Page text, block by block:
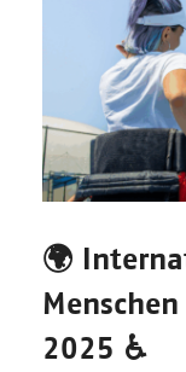
🌍
2025 ♿